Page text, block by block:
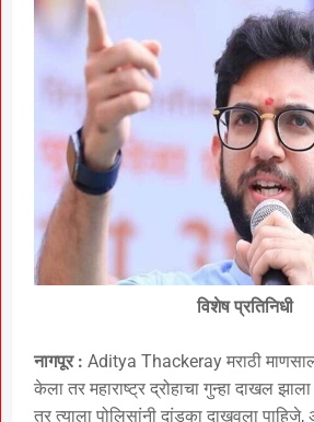
विशेष प्रतिनिधी
नागपूर : Aditya Thackeray मराठी
केला तर महाराष्ट्र द्रोहाचा गुन्हा दाखल झाला
तर त्याला पोलिसांनी दांडका दाखवला